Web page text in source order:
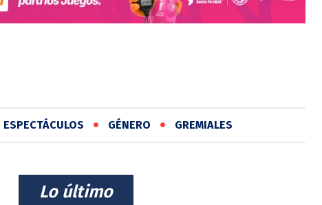
ESPECTÁCULOS GÉNERO GREMIALES
⠀Lo último⠀